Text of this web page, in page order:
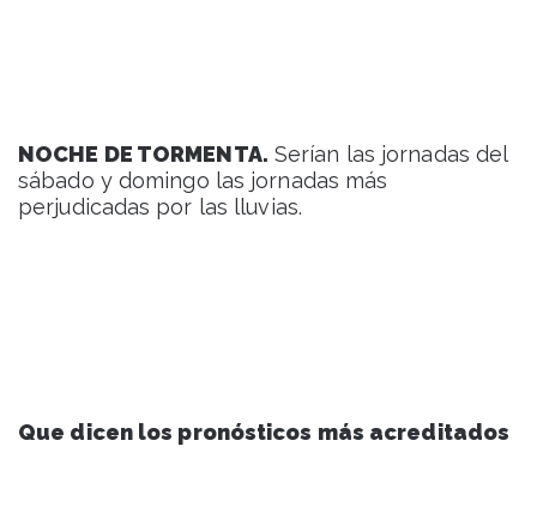
NOCHE DE TORMENTA. Serían las jornadas del
sábado y domingo las jornadas más
perjudicadas por las lluvias.
Que dicen los pronósticos más acreditados